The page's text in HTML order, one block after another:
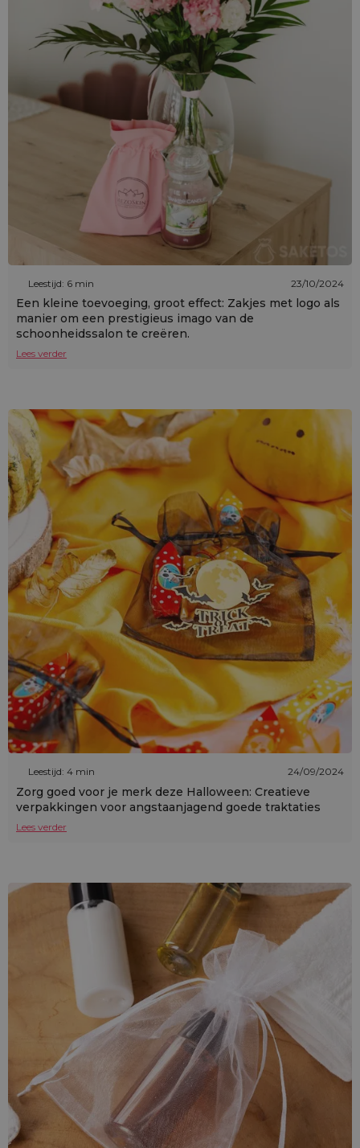
Leestijd: 6 min 23/10/2024
Een kleine toevoeging, groot effect: Zakjes met logo als
manier om een prestigieus imago van de
schoonheidssalon te creëren.
Lees verder
Leestijd: 4 min 24/09/2024
Zorg goed voor je merk deze Halloween: Creatieve
verpakkingen voor angstaanjagend goede traktaties
Lees verder